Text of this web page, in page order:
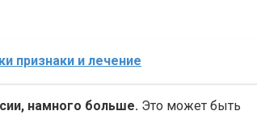
признаки и лечение
намного больше. Это может быть